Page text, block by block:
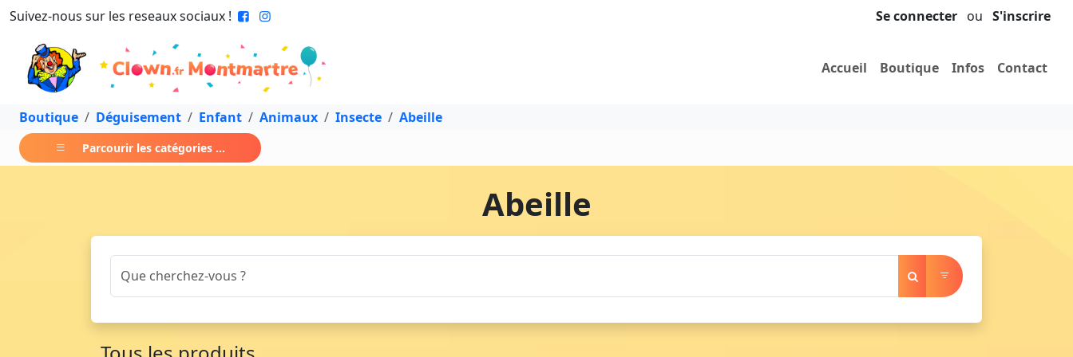
Suivez-nous sur les reseaux sociaux ! Se connecter ou S'inscrire
Accueil Boutique Infos Contact
Boutique Déguisement Enfant Animaux Insecte Abeille
Parcourir les catégories ...
Abeille